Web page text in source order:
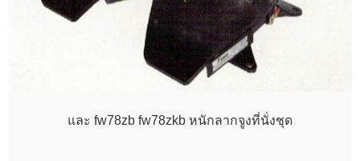
และ fw78zb fw78zkb หนักลากจูงที่นั่งชุด